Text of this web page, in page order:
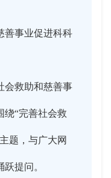
善事业促进科科
会救助和慈善事
绕“完善社会救
题，与广大网
提问。